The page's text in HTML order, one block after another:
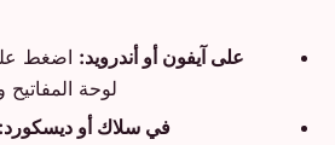
على آيفون أو أندرويد: اضغط
لوحة
في سلاك أو ديسكورد: